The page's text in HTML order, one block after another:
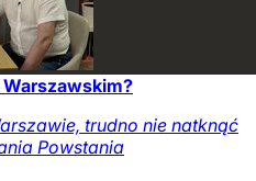
trudno nie natknąć
Powstania